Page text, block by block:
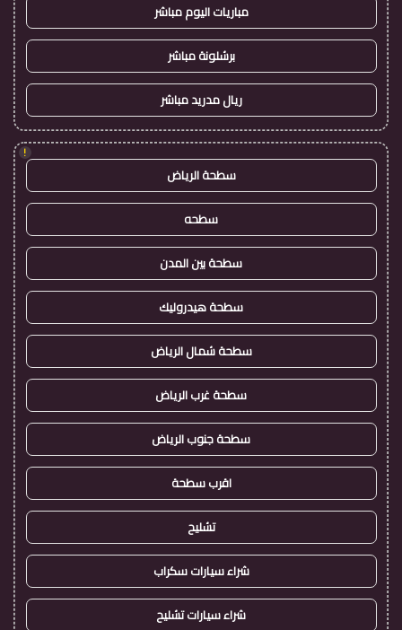
مباريات اليوم مباشر
برشلونة مباشر
ريال مدريد مباشر
!
سطحة الرياض
سطحه
سطحة بين المدن
سطحة هيدروليك
سطحة شمال الرياض
سطحة غرب الرياض
سطحة جنوب الرياض
اقرب سطحة
تشليح
شراء سيارات سكراب
شراء سيارات تشليح